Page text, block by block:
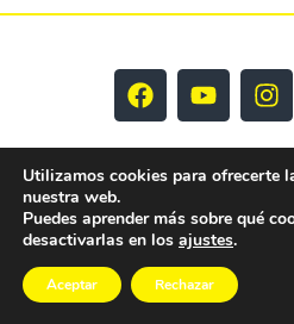
EY CLM Todos los
Utilizamos cookies para ofrecerte
nuestra web.
Puedes aprender más sobre qué
desactivarlas en los ajustes.
Aceptar Rechazar